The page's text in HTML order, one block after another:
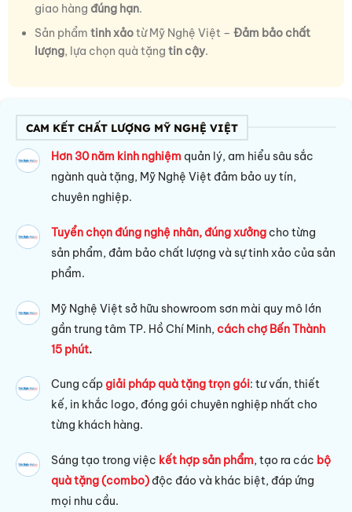
giao hàng đúng hạn.
Sản phẩm tinh xảotừ Mỹ Nghệ Việt – Đảm bảo chất
lượng, lựa chọn quà tặng tin cậy.
CAM KẾT CHẤT LƯỢNG MỸ NGHỆ VIỆT
Hơn 30 năm kinh nghiệm quản lý, am hiểu sâu sắc
ngành quà tặng, Mỹ Nghệ Việt đảm bảo uy tín,
chuyên nghiệp.
Tuyển chọn đúng nghệ nhân, đúng xưởng cho từng
sản phẩm, đảm bảo chất lượng và sự tinh xảo của sản
phẩm.
Mỹ Nghệ Việt sở hữu showroom sơn mài quy mô lớn
gần trung tâm TP. Hồ Chí Minh,cách chợ Bến Thành
15 phút.
Cung cấpgiải pháp quà tặng trọn gói: tư vấn, thiết
kế, in khắc logo, đóng gói chuyên nghiệp nhất cho
từng khách hàng.
Sáng tạo trong việc kết hợp sản phẩm, tạo ra các bộ
quà tặng (combo) độc đáo và khác biệt, đáp ứng
mọi nhu cầu.